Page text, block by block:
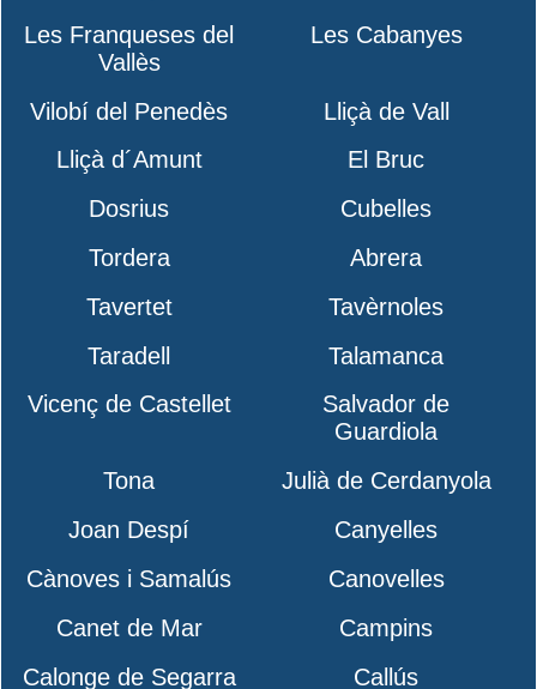
Les Franqueses del
Vallès
Les Cabanyes
Vilobí del Penedès
Lliçà de Vall
Lliçà d´Amunt
El Bruc
Dosrius
Cubelles
Tordera
Abrera
Tavertet
Tavèrnoles
Taradell
Talamanca
Vicenç de Castellet
Salvador de
Guardiola
Tona
Julià de Cerdanyola
Joan Despí
Canyelles
Cànoves i Samalús
Canovelles
Canet de Mar
Campins
Calonge de Segarra
Callús